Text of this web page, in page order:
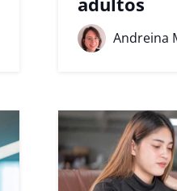
Andreina